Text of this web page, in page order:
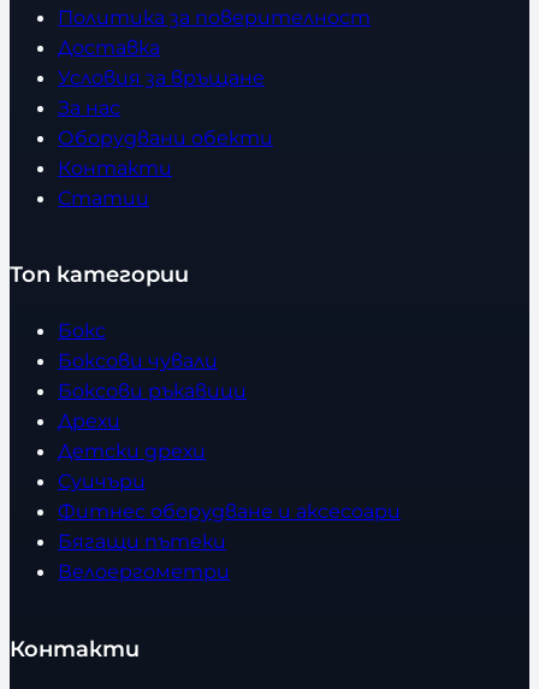
Политика за поверителност
Доставка
Условия за връщане
За нас
Оборудвани обекти
Контакти
Статии
Топ категории
Бокс
Боксови чували
Боксови ръкавици
Дрехи
Детски дрехи
Суичъри
Фитнес оборудване и аксесоари
Бягащи пътеки
Велоергометри
Контакти